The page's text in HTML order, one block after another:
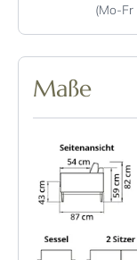
(Mo-
Maße